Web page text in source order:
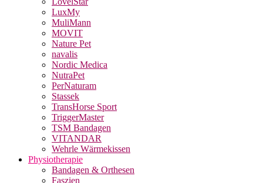
LuxMy
MuliMann
MOVIT
Nature Pet
navalis
Nordic Medica
NutraPet
PerNaturam
Stassek
TransHorse Sport
TriggerMaster
TSM Bandagen
VITANDAR
Wehrle Wärmekissen
Physiotherapie
Bandagen & Orthesen
Faszien